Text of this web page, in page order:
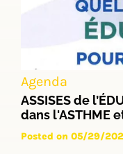
Agenda
ASSISES de
dans l'ASTHME
Posted on 05/29/